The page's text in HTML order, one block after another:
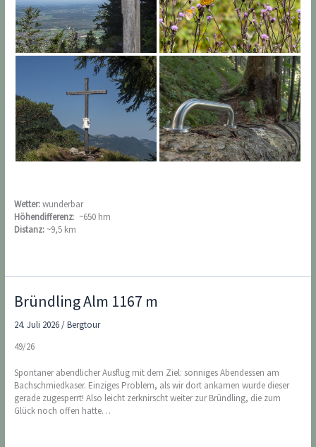
Wetter:wunderbar
Höhendifferenz: ~650 hm
Distanz: ~9,5 km
Bründling Alm 1167 m
24. Juli 2026/Bergtour
49/26
Spontaner abendlicher Ausflug mit dem Ziel: sonniges Abendessen am
Bachschmiedkaser. Einziges Problem, als wir dort ankamen wurde dieser
gerade zugesperrt! Also leicht zerknirscht weiter zur Bründling, die zum
Glück noch offen hatte…